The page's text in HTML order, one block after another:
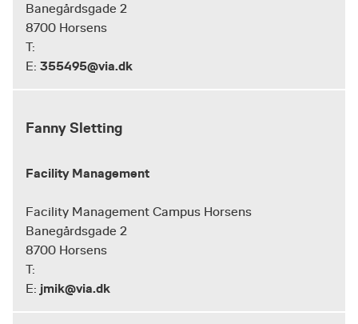
Banegårdsgade 2
8700 Horsens
T:
E: 355495@via.dk
Fanny Sletting
Facility Management
Facility Management Campus Horsens
Banegårdsgade 2
8700 Horsens
T:
E: jmik@via.dk